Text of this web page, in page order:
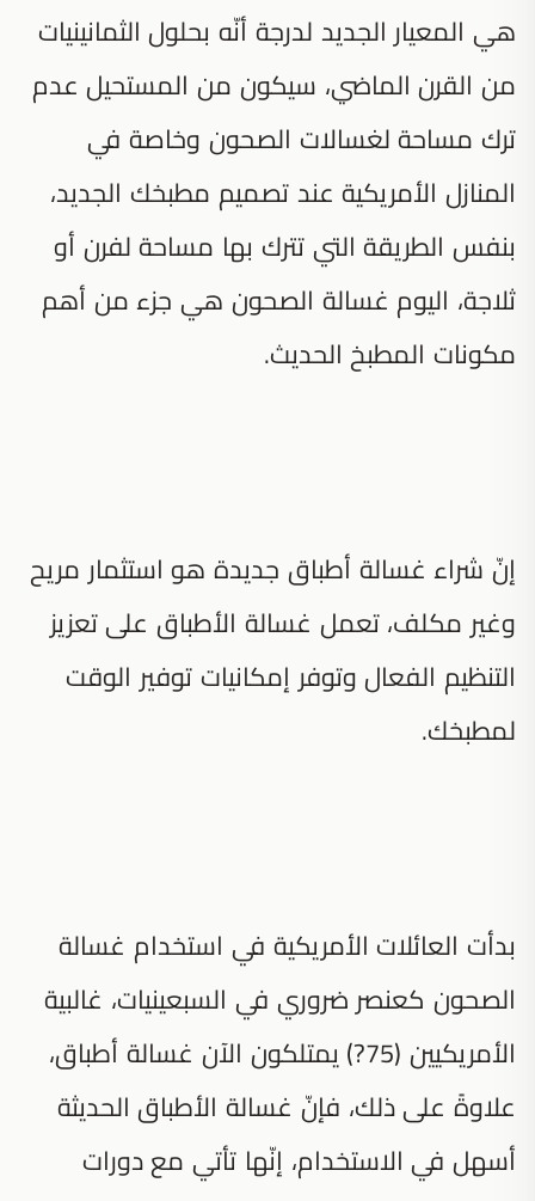
هي المعيار الجديد لدرجة أنّه بحلول الثمانينيات
من القرن الماضي، سيكون من المستحيل عدم
ترك مساحة لغسالات الصحون وخاصة في
المنازل الأمريكية عند تصميم مطبخك الجديد،
بنفس الطريقة التي تترك بها مساحة لفرن أو
ثلاجة، اليوم غسالة الصحون هي جزء من أهم
مكونات المطبخ الحديث.
إنّ شراء غسالة أطباق جديدة هو استثمار مريح
وغير مكلف، تعمل غسالة الأطباق على تعزيز
التنظيم الفعال وتوفر إمكانيات توفير الوقت
لمطبخك.
بدأت العائلات الأمريكية في استخدام غسالة
الصحون كعنصر ضروري في السبعينيات، غالبية
الأمريكيين (75?) يمتلكون الآن غسالة أطباق،
علاوةً على ذلك، فإنّ غسالة الأطباق الحديثة
أسهل في الاستخدام، إنّها تأتي مع دورات